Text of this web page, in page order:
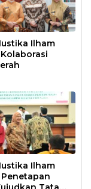
Ilham
Ilham